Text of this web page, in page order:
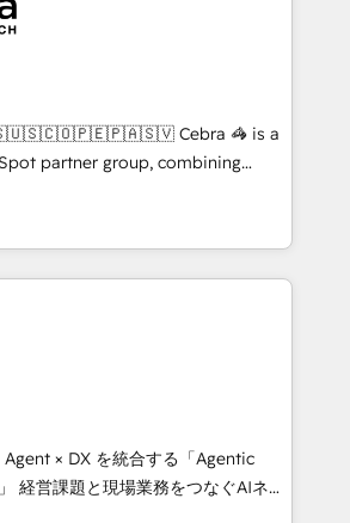
Migration · Native & Custom
· GTM Architecture · Sales &
to elevate
your CRM” to your growth
talk.
Cebra 🦓 is a
partner group, combining
and media expertise across
Southern Europe, with teams
Born in Chile, we combine local
reach to help businesses
CRM, AI automation, inbound
content, and digital creativity.
works in Spanish, Portuguese,
scalable strategies that drive
as a
× DX を統合する「Agentic
シーとして、HubSpot Eliteの実装